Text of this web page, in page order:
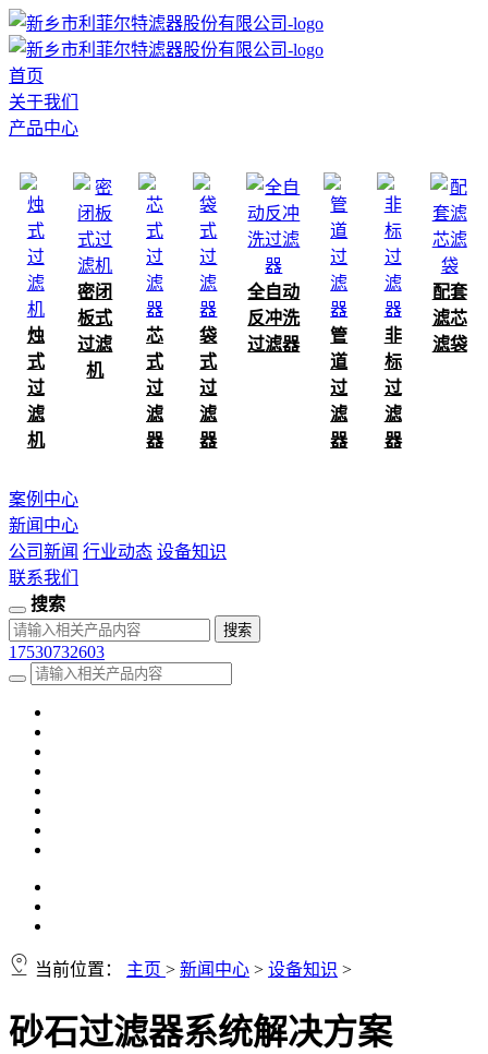
首页
关于我们
产品中心
烛
式
过
滤
机
密闭
板式
过滤
机
芯
式
过
滤
器
袋
式
过
滤
器
全自动
反冲洗
过滤器
管
道
过
滤
器
非
标
过
滤
器
配套
滤芯
滤袋
案例中心
新闻中心
公司新闻 行业动态 设备知识
联系我们
搜索
17530732603
当前位置： 主页 > 新闻中心 > 设备知识 >
砂石过滤器系统解决方案